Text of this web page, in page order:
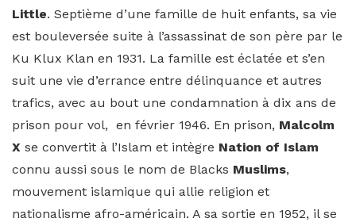
Little. Septième d’une famille de huit enfants, sa vie
est bouleversée suite à l’assassinat de son père par le
Ku Klux Klan en 1931. La famille est éclatée et s’en
suit une vie d’errance entre délinquance et autres
trafics, avec au bout une condamnation à dix ans de
prison pour vol, en février 1946. En prison, Malcolm
X se convertit à l’Islam et intègre Nation of Islam
connu aussi sous le nom de Blacks Muslims,
mouvement islamique qui allie religion et
nationalisme afro-américain. A sa sortie en 1952, il se